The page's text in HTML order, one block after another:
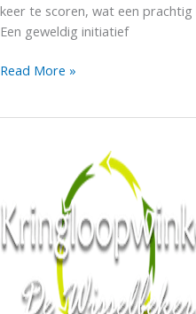
keer te scoren, wat een
Een geweldig initiatief
Jodan
Kans
Tegen
Kanker
Read More »